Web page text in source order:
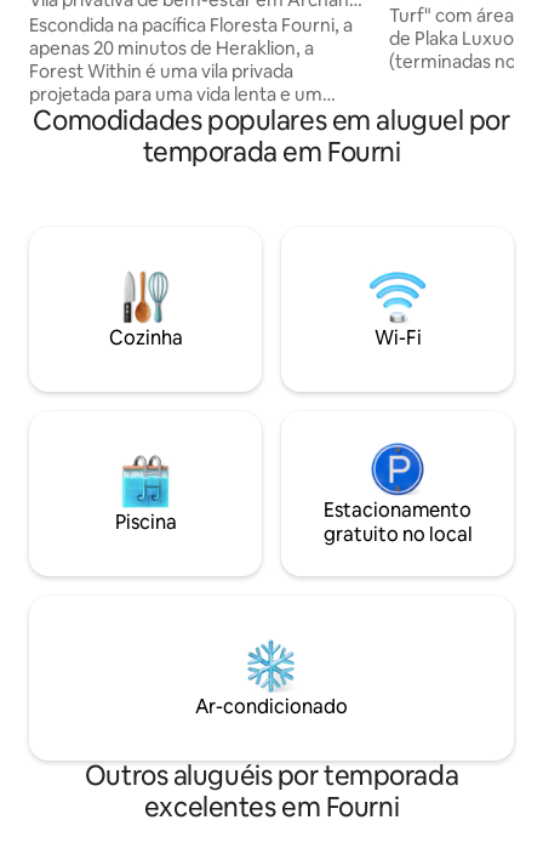
– floresta ao seu redor
Escondida na pacífica Floresta Fourni, a
apenas 20 minutos de Heraklion, a
Forest Within é uma vila privada
projetada para uma vida lenta e um
descanso profundo. Situada em uma
propriedade de 8 mil m², esta casa de
156 m² oferece total privacidade, vista
piscina de imersão fria. Perto de
Archanes, Cnossos e dos pontos
turísticos culturais de Creta, este é um
refúgio tranquilo onde a natureza dita o
totalmente.
Turf" com área de
de Plaka
(terminadas no
terras selvagens
piscina de borda
rodeada de
WC, etc.). Esta
dois mundos,
Limpeza uma vez
final incl!
Comodidades populares em aluguel por
temporada em Fourni
Cozinha Wi-Fi
Piscina
Estacionamento
gratuito no local
Ar-condicionado
Outros aluguéis por temporada
excelentes em Fourni